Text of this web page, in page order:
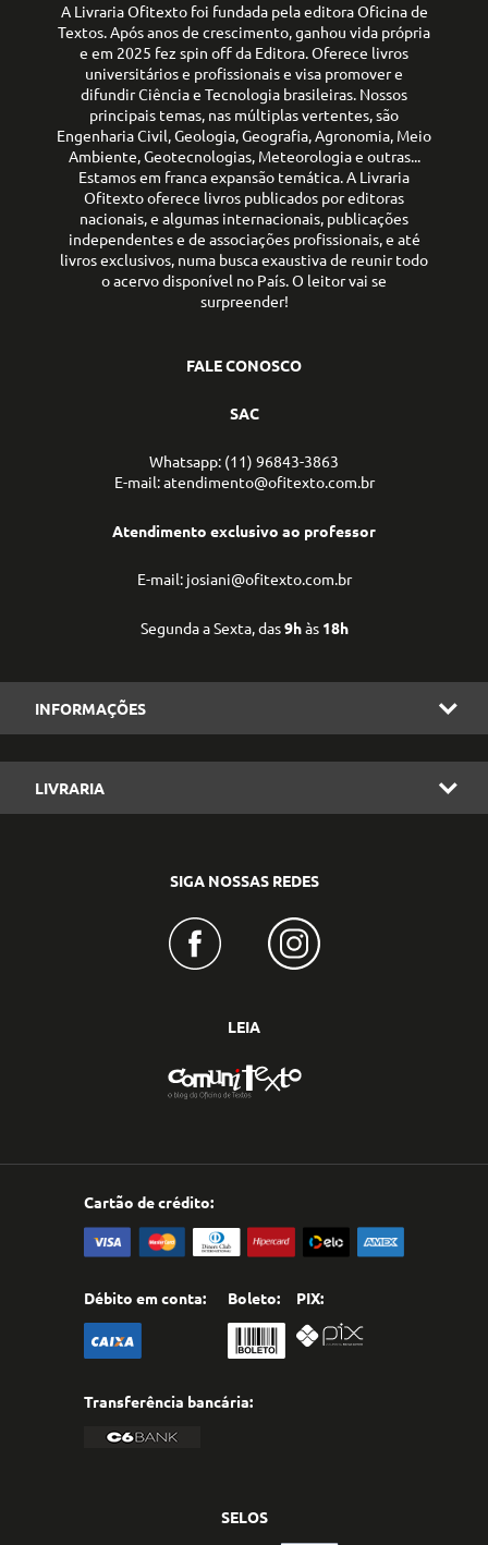
A Livraria Ofitexto foi fundada pela editora Oficina de
Textos. Após anos de crescimento, ganhou vida própria
e em 2025 fez spin off da Editora. Oferece livros
universitários e profissionais e visa promover e
difundir Ciência e Tecnologia brasileiras. Nossos
principais temas, nas múltiplas vertentes, são
Engenharia Civil, Geologia, Geografia, Agronomia, Meio
Ambiente, Geotecnologias, Meteorologia e outras...
Estamos em franca expansão temática. A Livraria
Ofitexto oferece livros publicados por editoras
nacionais, e algumas internacionais, publicações
independentes e de associações profissionais, e até
livros exclusivos, numa busca exaustiva de reunir todo
o acervo disponível no País. O leitor vai se
surpreender!
FALE CONOSCO
SAC
Whatsapp: (11) 96843-3863
E-mail: atendimento@ofitexto.com.br
Atendimento exclusivo ao professor
E-mail: josiani@ofitexto.com.br
Segunda a Sexta, das9hàs 18h
INFORMAÇÕES
LIVRARIA
SIGA NOSSAS REDES
LEIA
Cartão de crédito:
Débito em conta: Boleto: PIX:
Transferência bancária:
SELOS